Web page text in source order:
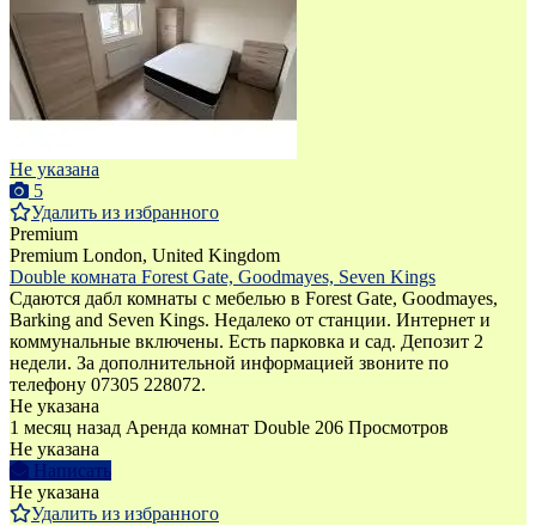
Не указана
5
Удалить из избранного
Premium
Premium London, United Kingdom
Double комната Forest Gate, Goodmayes, Seven Kings
Сдаются дабл комнаты с мебелью в Forest Gate, Goodmayes,
Barking and Seven Kings. Недалеко от станции. Интернет и
коммунальные включены. Есть парковка и сад. Депозит 2
недели. За дополнительной информацией звоните по
телефону 07305 228072.
Не указана
1 месяц назад Аренда комнат Double 206 Просмотров
Не указана
Написать
Не указана
Удалить из избранного